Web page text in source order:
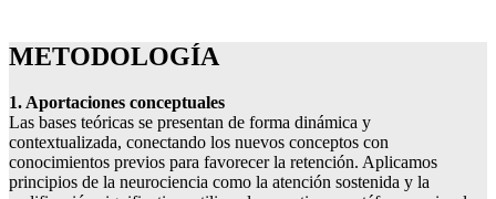
METODOLOGÍA
1. Aportaciones conceptuales
Las bases teóricas se presentan de forma dinámica y
contextualizada, conectando los nuevos conceptos con
conocimientos previos para favorecer la retención. Aplicamos
principios de la neurociencia como la atención sostenida y la